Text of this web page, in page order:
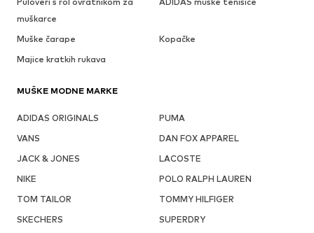
muškarce
Muške čarape
Kopačke
Majice kratkih rukava
MUŠKE MODNE MARKE
ADIDAS ORIGINALS
PUMA
VANS
DAN FOX APPAREL
JACK & JONES
LACOSTE
NIKE
POLO RALPH LAUREN
TOM TAILOR
TOMMY HILFIGER
SKECHERS
SUPERDRY